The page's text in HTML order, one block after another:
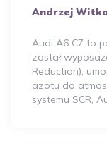
Opublikowany
Andrzej
Audi A6 C7 to
został
Reduction),
azotu do
systemu SCR,